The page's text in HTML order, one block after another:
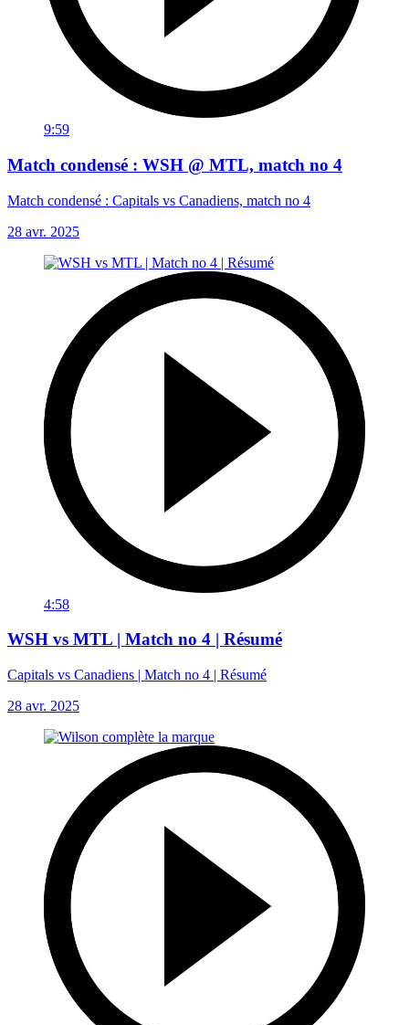
9:59
Match condensé : WSH @ MTL, match no 4
Match condensé : Capitals vs Canadiens, match no 4
28 avr. 2025
4:58
WSH vs MTL | Match no 4 | Résumé
Capitals vs Canadiens | Match no 4 | Résumé
28 avr. 2025